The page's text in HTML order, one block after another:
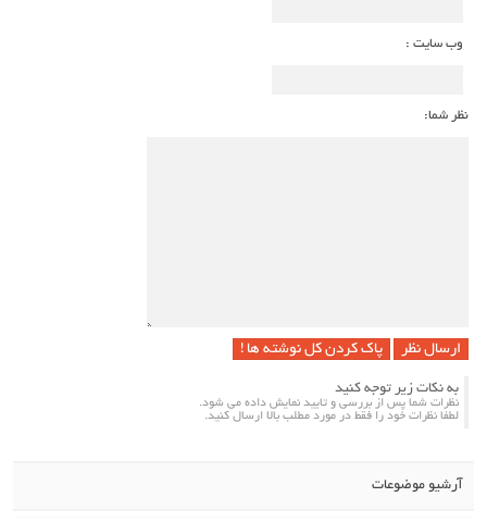
وب سایت :
نظر شما:
پاک کردن کل نوشته ها !
به نکات زیر توجه کنید
نظرات شما پس از بررسی و تایید نمایش داده می شود.
لطفا نظرات خود را فقط در مورد مطلب بالا ارسال کنید.
آرشیو موضوعات